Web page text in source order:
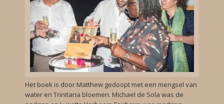
Het boek is door Matthew gedoopt met een mengsel van
water en Trinitaria bloemen. Michael de Sola was de